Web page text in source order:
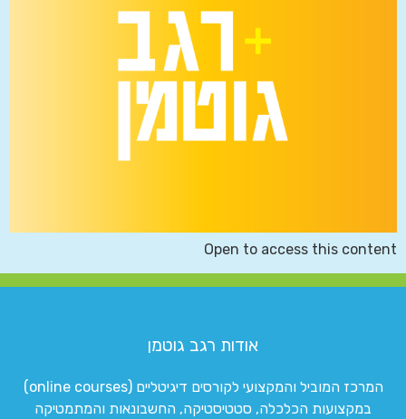
Open to access this content
אודות רגב גוטמן
המרכז המוביל והמקצועי לקורסים דיגיטליים (online courses)
במקצועות הכלכלה, סטטיסטיקה, החשבונאות והמתמטיקה